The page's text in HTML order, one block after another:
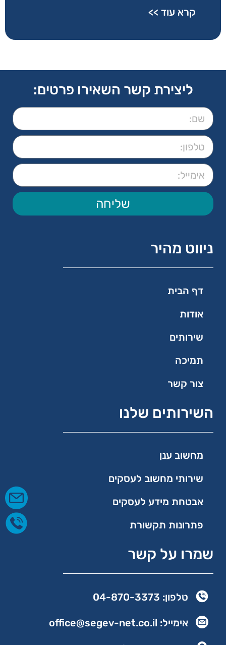
קרא עוד >>
ליצירת קשר השאירו פרטים:
שליחה
ניווט מהיר
דף הבית
אודות
שירותים
תמיכה
צור קשר
השירותים שלנו
מחשוב ענן
שירותי מחשוב לעסקים
אבטחת מידע לעסקים
פתרונות תקשורת
שמרו על קשר
טלפון: 04-870-3373
אימייל: office@segev-net.co.il